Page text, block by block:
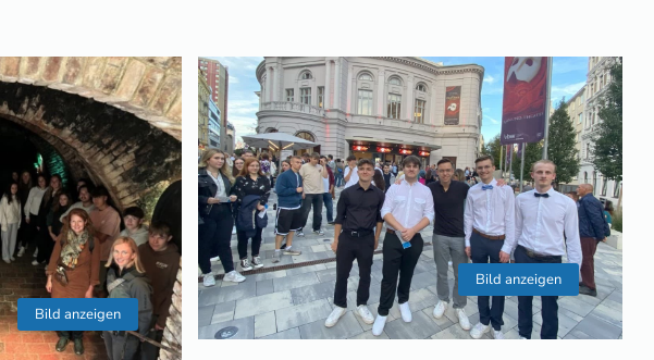
Bild anzeigen
Bild anzeigen